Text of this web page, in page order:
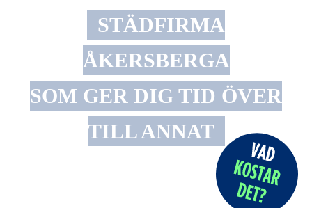
STÄDFIRMA
ÅKERSBERGA
SOM GER DIG TID ÖVER
TILL ANNAT